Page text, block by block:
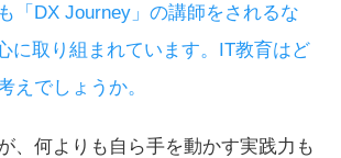
「DX Journey」の講師をされるな
に取り組まれています。IT教育はど
えでしょうか。
、何よりも自ら手を動かす実践力も